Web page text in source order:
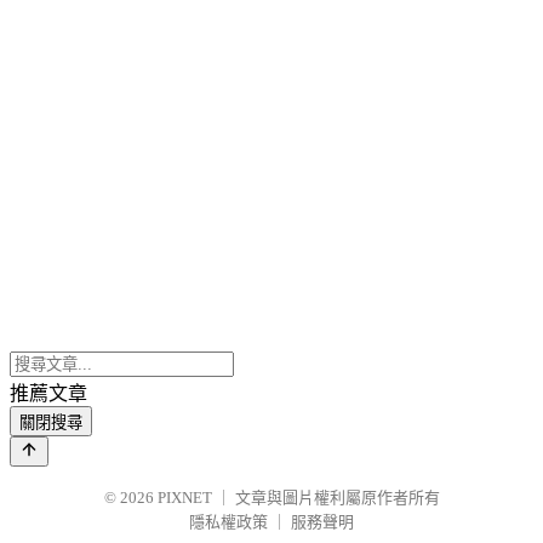
推薦文章
關閉搜尋
© 2026 PIXNET
文章與圖片權利屬原作者所有
隱私權政策
服務聲明